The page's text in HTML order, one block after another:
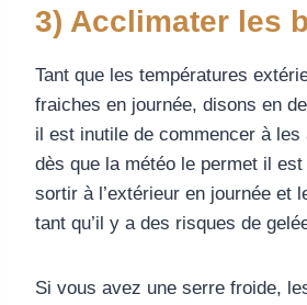
3) Acclimater les
Tant que les températures
fraiches en journée, disons en
il est inutile de commencer à les
dès que la météo le permet il
sortir à l’extérieur en journée et
tant qu’il y a des risques de
Si vous avez une serre froide,